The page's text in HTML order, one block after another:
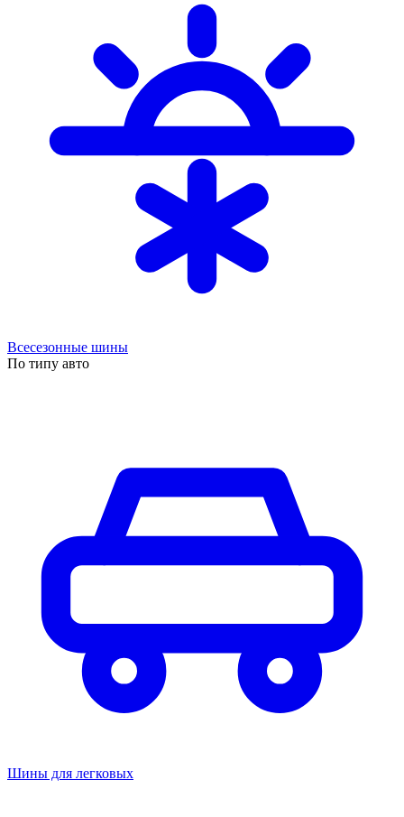
Всесезонные шины
По типу авто
Шины для легковых